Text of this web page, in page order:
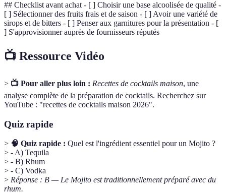
## Checklist avant achat - [ ] Choisir une base alcoolisée de qualité -
[ ] Sélectionner des fruits frais et de saison - [ ] Avoir une variété de
sirops et de bitters - [ ] Penser aux garnitures pour la présentation - [
] S'approvisionner auprès de fournisseurs réputés
📺 Ressource Vidéo
> 📺 Pour aller plus loin : Recettes de cocktails maison, une
analyse complète de la préparation de cocktails. Recherchez sur
YouTube : "recettes de cocktails maison 2026".
Quiz rapide
> 🧠 Quiz rapide : Quel est l'ingrédient essentiel pour un Mojito ?
> - A) Tequila
> - B) Rhum
> - C) Vodka
> Réponse : B — Le Mojito est traditionnellement préparé avec du
rhum.